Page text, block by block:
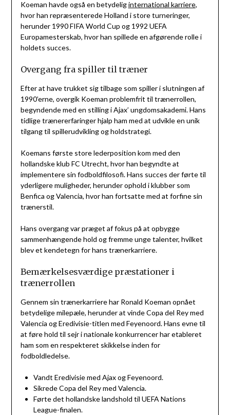
Koeman havde også en betydeliginternational karriere,
hvor han repræsenterede Holland i store turneringer,
herunder 1990 FIFA World Cup og 1992 UEFA
Europamesterskab, hvor han spillede en afgørende rolle i
holdets succes.
Overgang fra spiller til træner
Efter at have trukket sig tilbage som spiller i slutningen af
1990’erne, overgik Koeman problemfrit til trænerrollen,
begyndende med en stilling i Ajax’ ungdomsakademi. Hans
tidlige trænererfaringer hjalp ham med at udvikle en unik
tilgang til spillerudvikling og holdstrategi.
Koemans første store lederposition kom med den
hollandske klub FC Utrecht, hvor han begyndte at
implementere sin fodboldfilosofi. Hans succes der førte til
yderligere muligheder, herunder ophold i klubber som
Benfica og Valencia, hvor han fortsatte med at forfine sin
trænerstil.
Hans overgang var præget af fokus på at opbygge
sammenhængende hold og fremme unge talenter, hvilket
blev et kendetegn for hans trænerkarriere.
Bemærkelsesværdige præstationer i
trænerrollen
Gennem sin trænerkarriere har Ronald Koeman opnået
betydelige milepæle, herunder at vinde Copa del Rey med
Valencia og Eredivisie-titlen med Feyenoord. Hans evne til
at føre hold til sejr i nationale konkurrencer har etableret
ham som en respekteret skikkelse inden for
fodboldledelse.
Vandt Eredivisie med Ajax og Feyenoord.
Sikrede Copa del Rey med Valencia.
Førte det hollandske landshold til UEFA Nations
League-finalen.